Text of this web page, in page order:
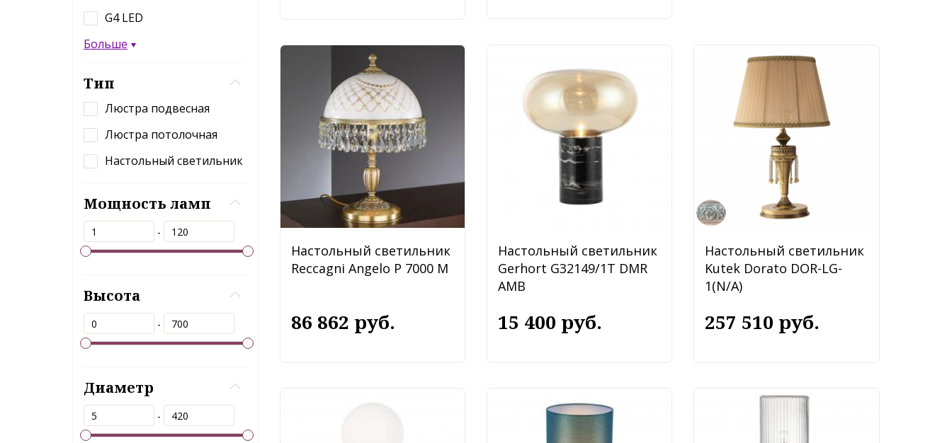
G4 LED
Больше
Тип
Люстра подвесная
Люстра потолочная
Настольный светильник
Мощность ламп
-
Высота
-
Диаметр
-
Настольный светильник
Reccagni Angelo P 7000 M
86 862 руб.
Настольный светильник
Gerhort G32149/1T DMR
AMB
15 400 руб.
Настольный светильник
Kutek Dorato DOR-LG-
1(N/A)
257 510 руб.
Настольный светильник
Настольный светильник
Favourite Ortus 4267-1T
Настольный светильник
Odeon Light Terra